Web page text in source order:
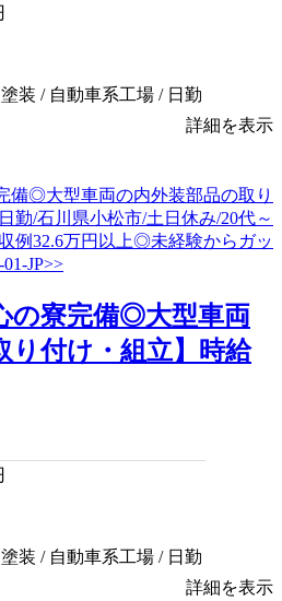
装 / 自動車系工場 / 日勤
詳細を表示
の寮完備◎大型車両
り付け・組立】時給
装 / 自動車系工場 / 日勤
詳細を表示